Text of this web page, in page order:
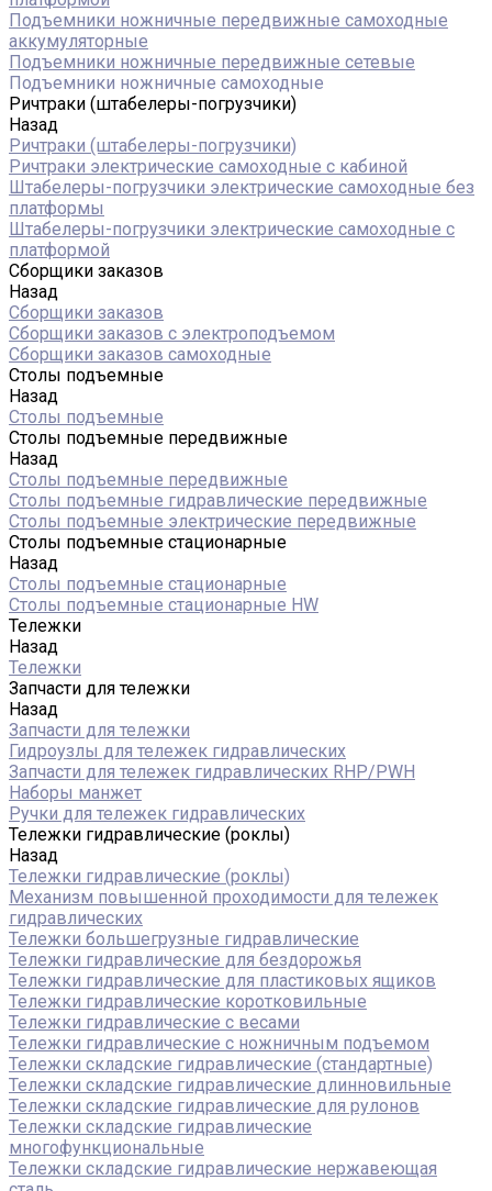
Подъемники ножничные передвижные самоходные
аккумуляторные
Подъемники ножничные передвижные сетевые
Подъемники ножничные самоходные
Ричтраки (штабелеры-погрузчики)
Назад
Ричтраки (штабелеры-погрузчики)
Ричтраки электрические самоходные с кабиной
Штабелеры-погрузчики электрические самоходные без
платформы
Штабелеры-погрузчики электрические самоходные с
платформой
Сборщики заказов
Назад
Сборщики заказов
Сборщики заказов с электроподъемом
Сборщики заказов самоходные
Столы подъемные
Назад
Столы подъемные
Столы подъемные передвижные
Назад
Столы подъемные передвижные
Столы подъемные гидравлические передвижные
Столы подъемные электрические передвижные
Столы подъемные стационарные
Назад
Столы подъемные стационарные
Столы подъемные стационарные HW
Тележки
Назад
Тележки
Запчасти для тележки
Назад
Запчасти для тележки
Гидроузлы для тележек гидравлических
Запчасти для тележек гидравлических RHP/PWH
Наборы манжет
Ручки для тележек гидравлических
Тележки гидравлические (роклы)
Назад
Тележки гидравлические (роклы)
Механизм повышенной проходимости для тележек
гидравлических
Тележки большегрузные гидравлические
Тележки гидравлические для бездорожья
Тележки гидравлические для пластиковых ящиков
Тележки гидравлические коротковильные
Тележки гидравлические с весами
Тележки гидравлические с ножничным подъемом
Тележки складские гидравлические (стандартные)
Тележки складские гидравлические длинновильные
Тележки складские гидравлические для рулонов
Тележки складские гидравлические
многофункциональные
Тележки складские гидравлические нержавеющая